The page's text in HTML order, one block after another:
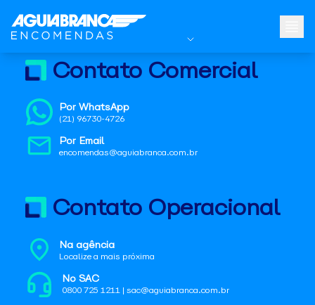
Contato Comercial
Por WhatsApp
(21) 96730-4726
Por Email
encomendas@aguiabranca.com.br
Contato Operacional
Na agência
Localize a mais próxima
No SAC
0800 725 1211 | sac@aguiabranca.com.br